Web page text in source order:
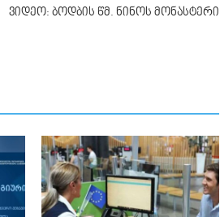
ვიდეო: ბოდბის წმ. ნინოს მონასტერი